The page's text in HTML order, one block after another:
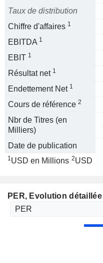
Taux de distribution
Chiffre d'affaires 1
EBITDA 1
EBIT 1
Résultat net 1
Endettement Net 1
Cours de référence 2
Nbr de Titres (en
Milliers)
Date de publication
1USD en Millions 2USD
PER, Evolution détaillée